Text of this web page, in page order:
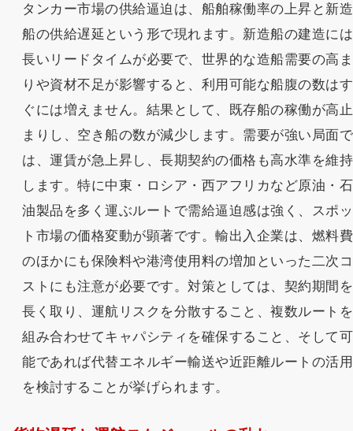
タンカー市場の供給逼迫は、船舶稼働率の上昇と新造
船の供給遅延という形で現れます。新造船の建造には
長いリードタイムが必要で、世界的な造船需要の高ま
りや資材不足が影響すると、利用可能な船腹の数はす
ぐには増えません。結果として、既存船の稼働が高止
まりし、空き船の数が減少します。需要が強い局面で
は、運賃が急上昇し、長期契約の価格も高水準を維持
します。特に中東・ロシア・西アフリカなど原油・石
油製品を多く運ぶルートで需給逼迫感は強く、スポッ
ト市場の価格変動が顕著です。輸出入企業は、燃料費
のほかにも保険料や港湾使用料の増加といった二次コ
ストにも注意が必要です。対策としては、契約期間を
長く取り、運航リスクを分散すること、複数ルートを
組み合わせてキャパシティを確保すること、そして可
能であれば代替エネルギー輸送や近距離ルートの活用
を検討することが挙げられます。